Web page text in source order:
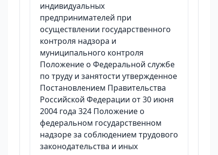
индивидуальных
предпринимателей при
осуществлении государственного
контроля надзора и
муниципального контроля
Положение о Федеральной службе
по труду и занятости утвержденное
Постановлением Правительства
Российской Федерации от 30 июня
2004 года 324 Положение о
федеральном государственном
надзоре за соблюдением трудового
законодательства и иных